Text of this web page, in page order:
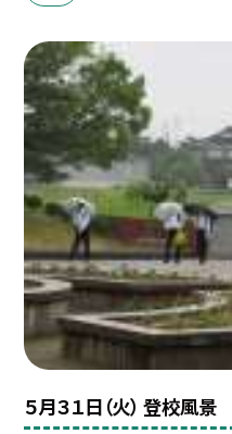
５月３１日（火） 登校風景